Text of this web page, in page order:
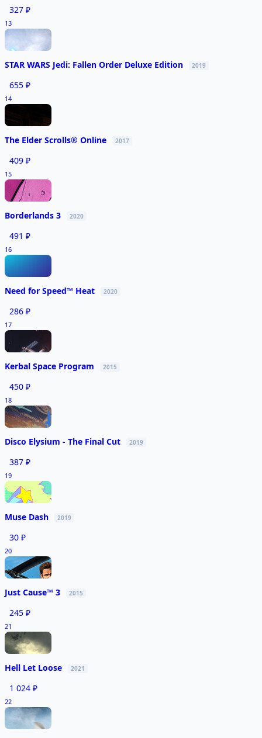
327 ₽
13
STAR WARS Jedi: Fallen Order Deluxe Edition 2019
655 ₽
14
The Elder Scrolls® Online 2017
409 ₽
15
Borderlands 3 2020
491 ₽
16
Need for Speed™ Heat 2020
286 ₽
17
Kerbal Space Program 2015
450 ₽
18
Disco Elysium - The Final Cut 2019
387 ₽
19
Muse Dash 2019
30 ₽
20
Just Cause™ 3 2015
245 ₽
21
Hell Let Loose 2021
1 024 ₽
22